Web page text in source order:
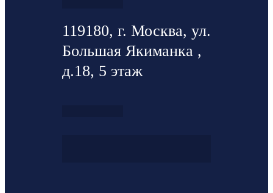
119180, г. Москва, ул.
Большая Якиманка ,
д.18, 5 этаж